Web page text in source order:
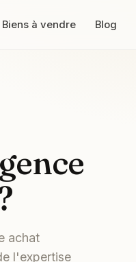
Biens à vendre Blog
achat
l'expertise